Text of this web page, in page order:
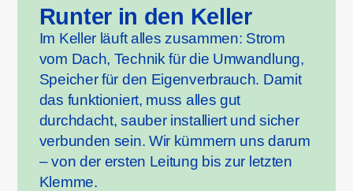
Runter in den Keller
Im Keller läuft alles zusammen: Strom
vom Dach, Technik für die Umwandlung,
Speicher für den Eigenverbrauch. Damit
das funktioniert, muss alles gut
durchdacht, sauber installiert und sicher
verbunden sein. Wir kümmern uns darum
– von der ersten Leitung bis zur letzten
Klemme.